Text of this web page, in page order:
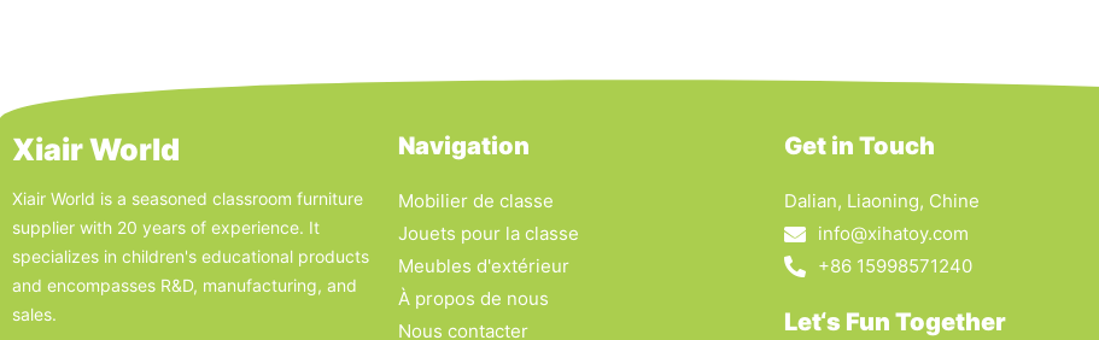
Xiair World
Xiair World is a seasoned classroom furniture
supplier with 20 years of experience. It
specializes in children's educational products
and encompasses R&D, manufacturing, and
sales.
Navigation
Mobilier de classe
Jouets pour la classe
Meubles d'extérieur
À propos de nous
Nous contacter
Get in Touch
Dalian, Liaoning, Chine
info@xihatoy.com
+86 15998571240
Let‘s Fun Together